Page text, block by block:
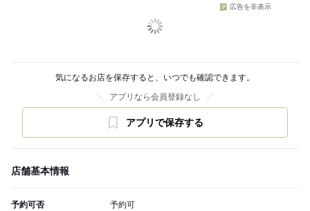
広告を非表示
気になるお店を保存すると、いつでも確認できます。
アプリなら会員登録なし
アプリで保存する
店舗基本情報
予約可否 予約可